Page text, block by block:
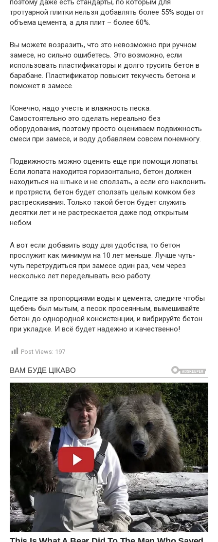
тротуарной плитки нельзя добавлять более 55% воды от
объема цемента, а для плит – более 60%.
Вы можете возразить, что это невозможно при ручном
замесе, но сильно ошибетесь. Это возможно, если
использовать пластификаторы и долго трусить бетон в
барабане. Пластификатор повысит текучесть бетона и
поможет в замесе.
Конечно, надо учесть и влажность песка.
Самостоятельно это сделать нереально без
оборудования, поэтому просто оцениваем подвижность
смеси при замесе, и воду добавляем совсем понемногу.
Подвижность можно оценить еще при помощи лопаты.
Если лопата находится горизонтально, бетон должен
находиться на штыке и не сползать, а если его наклонить
и протрясти, бетон будет сползать целым комком без
растрескивания. Только такой бетон будет служить
десятки лет и не растрескается даже под открытым
небом.
А вот если добавить воду для удобства, то бетон
прослужит как минимум на 10 лет меньше. Лучше чуть-
чуть перетрудиться при замесе один раз, чем через
несколько лет переделывать всю работу.
Следите за пропорциями воды и цемента, следите чтобы
щебень был мытым, а песок просеянным, вымешивайте
бетон до однородной консистенции, и вибрируйте бетон
при укладке. И всё будет надежно и качественно!
Post Views: 197